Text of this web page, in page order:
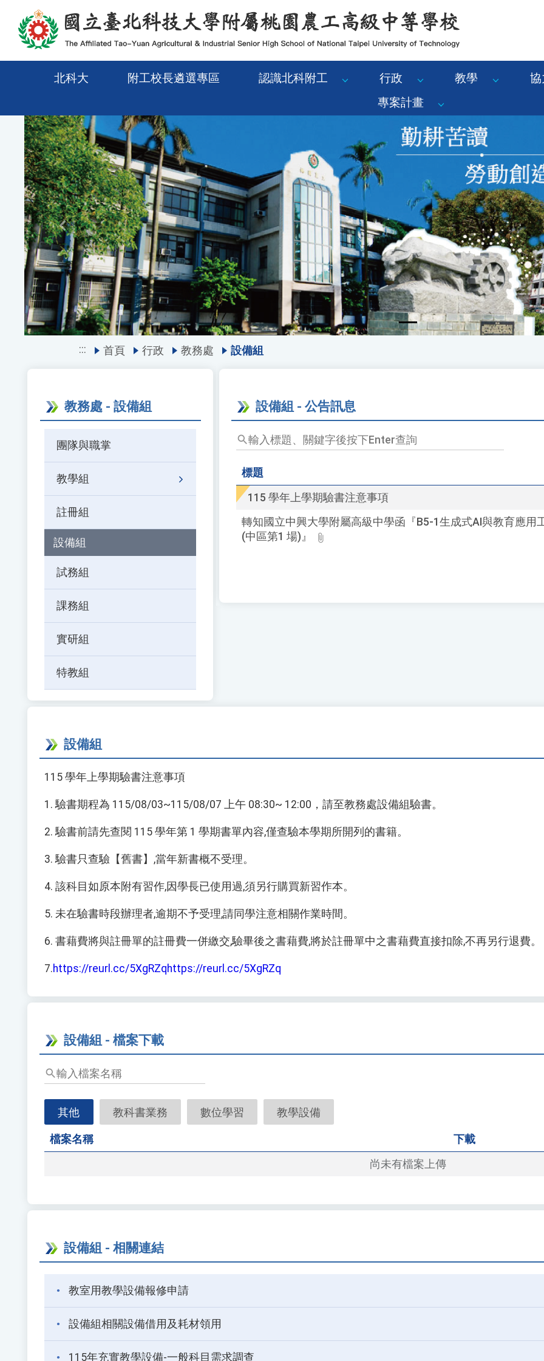
移至網頁之主要內容區位置
北科大 附工校長遴選專區 認識北科附工 行政 教學
協
專案計畫
Previous
::: 首頁 行政 教務處 設備組
教務處 - 設備組
團隊與職掌
教學組
註冊組
設備組
試務組
課務組
實研組
特教組
設備組 - 公告訊息
輸
入
標
題、
關
字
後
標題
115 學年上學期驗書注意事項
轉知國立中興大學附屬高級中學函『B5-1生成式AI與教育應用
(中區第1 場)』
設備組
115 學年上學期驗書注意事項
1. 驗書期程為 115/08/03~115/08/07 上午 08:30~ 12:00，請至教務處設備組驗書。
2. 驗書前請先查閱 115 學年第 1 學期書單內容,僅查驗本學期所開列的書籍。
3. 驗書只查驗【舊書】,當年新書概不受理。
4. 該科目如原本附有習作,因學長已使用過,須另行購買新習作本。
5. 未在驗書時段辦理者,逾期不予受理,請同學注意相關作業時間。
6. 書藉費將與註冊單的註冊費一併繳交,驗畢後之書藉費,將於註冊單中之書藉費直接扣除,不再另行退費。
7.https://reurl.cc/5XgRZqhttps://reurl.cc/5XgRZq
設備組 - 檔案下載
輸
入
檔
名
稱
其他
檔案名稱 下載
尚未有檔案上傳
教科書業務 數位學習 教學設備
設備組 - 相關連結
教室用教學設備報修申請
設備組相關設備借用及耗材領用
115年充實教學設備-一般科目需求調查